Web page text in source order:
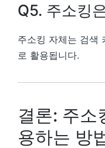
Q5. 주소킹
주소킹 자체는 검색
로 활용됩니다.
결론: 주소
용하는 방